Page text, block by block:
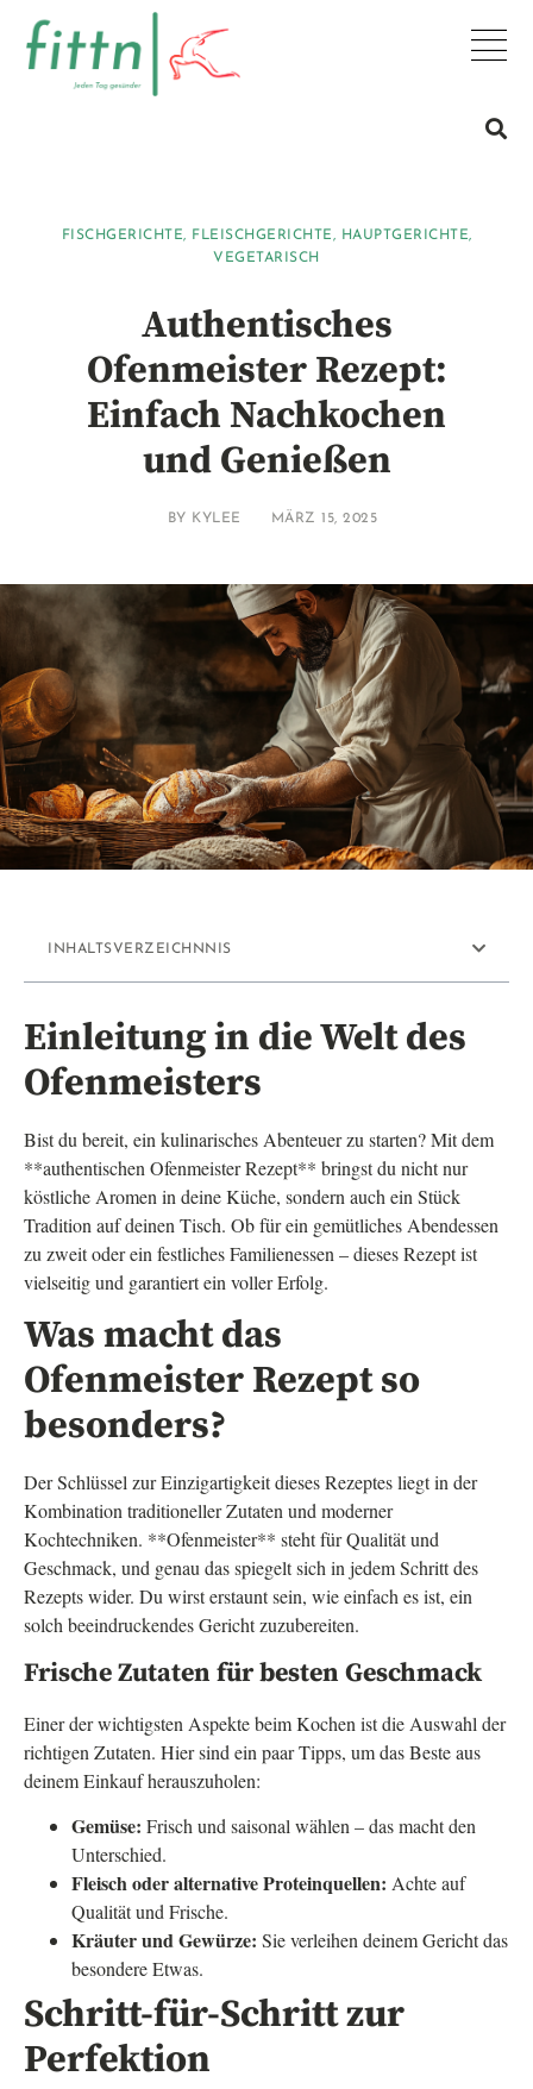
FISCHGERICHTE, FLEISCHGERICHTE, HAUPTGERICHTE,
VEGETARISCH
Authentisches
Ofenmeister Rezept:
Einfach Nachkochen
und Genießen
BY KYLEE MÄRZ 15, 2025
INHALTSVERZEICHNNIS
Einleitung in die Welt des
Ofenmeisters
Bist du bereit, ein kulinarisches Abenteuer zu starten? Mit dem
**authentischen Ofenmeister Rezept** bringst du nicht nur
köstliche Aromen in deine Küche, sondern auch ein Stück
Tradition auf deinen Tisch. Ob für ein gemütliches Abendessen
zu zweit oder ein festliches Familienessen – dieses Rezept ist
vielseitig und garantiert ein voller Erfolg.
Was macht das
Ofenmeister Rezept so
besonders?
Der Schlüssel zur Einzigartigkeit dieses Rezeptes liegt in der
Kombination traditioneller Zutaten und moderner
Kochtechniken. **Ofenmeister** steht für Qualität und
Geschmack, und genau das spiegelt sich in jedem Schritt des
Rezepts wider. Du wirst erstaunt sein, wie einfach es ist, ein
solch beeindruckendes Gericht zuzubereiten.
Frische Zutaten für besten Geschmack
Einer der wichtigsten Aspekte beim Kochen ist die Auswahl der
richtigen Zutaten. Hier sind ein paar Tipps, um das Beste aus
deinem Einkauf herauszuholen:
Gemüse: Frisch und saisonal wählen – das macht den
Unterschied.
Fleisch oder alternative Proteinquellen: Achte auf
Qualität und Frische.
Kräuter und Gewürze: Sie verleihen deinem Gericht das
besondere Etwas.
Schritt-für-Schritt zur
Perfektion